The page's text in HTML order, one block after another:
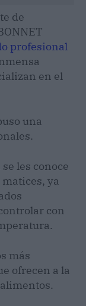
de
profesional
en el
una
les conoce
ya
con
más
ofrecen a la